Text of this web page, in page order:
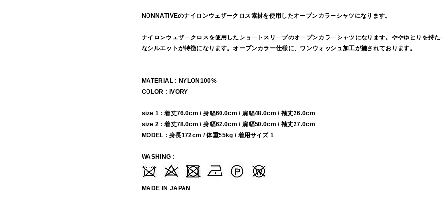
NONNATIVEのナイロンウェザークロス素材を使用したオープンカラーシャツになります。
ナイロンウェザークロスを使用したショートスリーブのオープンカラーシャツになります。ややゆとりを持
なシルエットが特徴になります。オープンカラー仕様に、ワンウォッシュ加工が施されております。
MATERIAL : NYLON100%
COLOR : IVORY
size 1 : 着丈76.0cm / 身幅60.0cm / 肩幅48.0cm / 袖丈26.0cm
size 2 : 着丈78.0cm / 身幅62.0cm / 肩幅50.0cm / 袖丈27.0cm
MODEL : 身長172cm / 体重55kg / 着用サイズ 1
WASHING :
MADE IN JAPAN